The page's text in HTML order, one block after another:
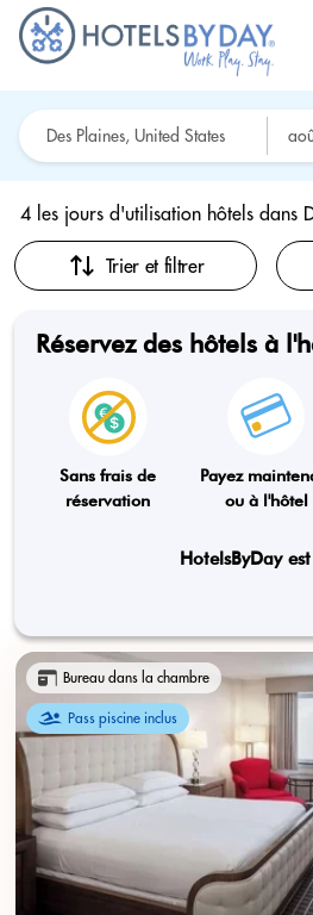
4 les jours d'utilisation hôtels dans
Trier et filtrer
Réservez des hôtels à
Sans frais de
réservation
Payez
ou à l'hôtel
HotelsByDay
Bureau dans la chambre
Pass piscine inclus